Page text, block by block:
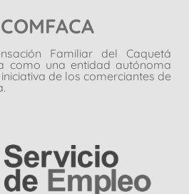
Familiar del Caquetá
como una entidad autónoma
de los comerciantes de